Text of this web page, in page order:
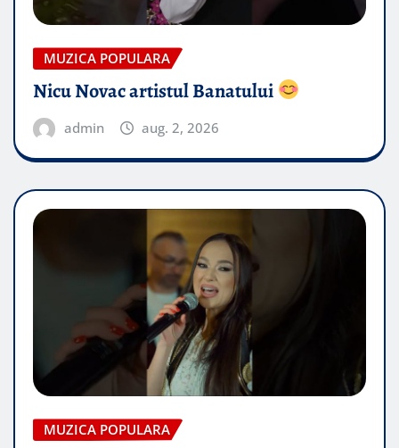
MUZICA POPULARA
Nicu Novac artistul Banatului
admin aug. 2, 2026
MUZICA POPULARA